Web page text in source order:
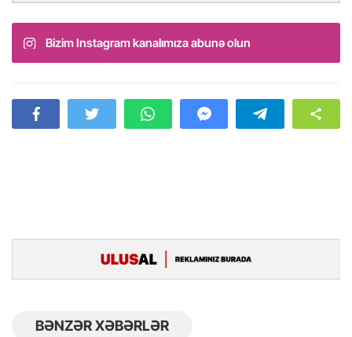
Bizim Instagram kanalımıza abunə olun
BƏNZƏR XƏBƏRLƏR